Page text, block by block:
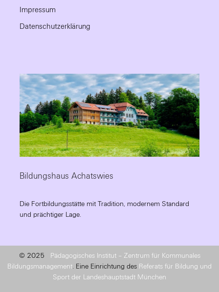
Impressum
Datenschutzerklärung
Bildungshaus Achatswies
Die Fortbildungsstätte mit Tradition, modernem Standard
und prächtiger Lage.
© 2025 Pädagogisches Institut – Zentrum für Kommunales
Bildungsmanagement. Eine Einrichtung des Referats für Bildung und
Sport der Landeshauptstadt München